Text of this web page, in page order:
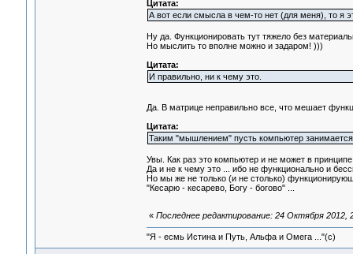
Цитата:
А вот если смысла в чем-то нет (для меня), то я
Ну да. Функционировать тут тяжело без
Но мыслить то вполне можно и задаром! )))
Цитата:
И правильно, ни к чему это.
Да. В матрице неправильно все, что мешает
Цитата:
Таким "мышлением" пусть компьютер
Увы. Как раз это компьютер и не может в
Да и не к чему это ... ибо не функционально и
Но мы же не только (и не столько)
"Кесарю - кесарево, Богу - богово" ...
« Последнее редактирование: 24 Октября 2012,
"Я - есмь Истина и Путь, Альфа и Омега ..."(с)